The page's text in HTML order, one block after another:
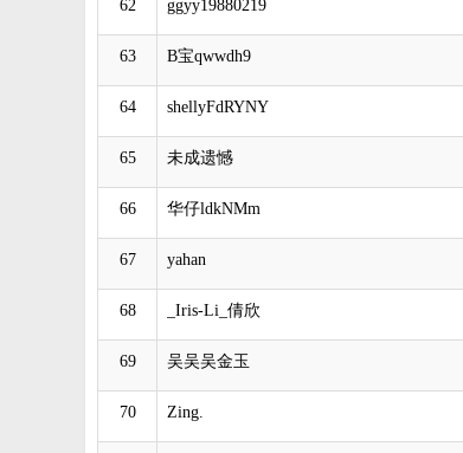
62 ggyy19880219
63 B宝qwwdh9
64 shellyFdRYNY
65 未成遗憾
66 华仔ldkNMm
67 yahan
68 _Iris-Li_倩欣
69 吴吴吴金玉
70 Zing.